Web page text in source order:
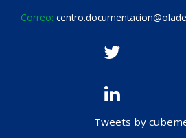
Correo:
Tweets by